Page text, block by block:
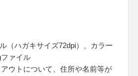
（ハガキサイズ72dpi）、カラー
ァイル
ウトについて、住所や名前等が